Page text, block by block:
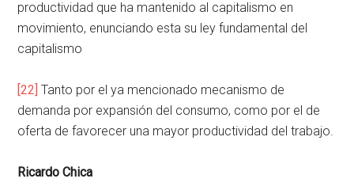
productividad que ha mantenido al capitalismo en
movimiento, enunciando esta su ley fundamental del
capitalismo
[22] Tanto por el ya mencionado mecanismo de
demanda por expansión del consumo, como por el de
oferta de favorecer una mayor productividad del trabajo.
Ricardo Chica